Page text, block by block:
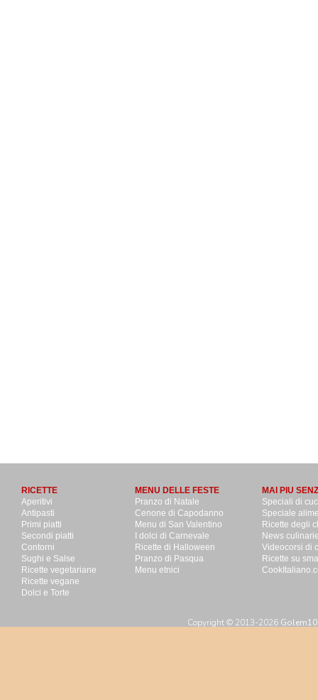
RICETTE
Aperitivi
Antipasti
Primi piatti
Secondi piatti
Contorni
Sughi e Salse
Ricette vegetariane
Ricette vegane
Dolci e Torte
MENU DELLE FESTE
Pranzo di Natale
Cenone di Capodanno
Menu di San Valentino
I dolci di Carnevale
Ricette di Halloween
Pranzo di Pasqua
Menu etnici
MAI PIU
Speciali di
Speciale
Ricette degli
News
Videocorsi di
Ricette su
Copyright © 2013-2026